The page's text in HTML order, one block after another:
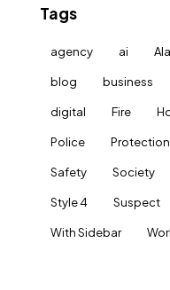
Tags
agency ai
blog business
digital Fire
Police Protection
Safety Society
Style 4 Suspect
With Sidebar